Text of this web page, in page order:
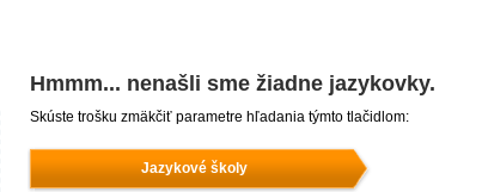
Hmmm... nenašli sme žiadne jazykovky.
Skúste trošku zmäkčiť parametre hľadania týmto tlačidlom:
Jazykové školy